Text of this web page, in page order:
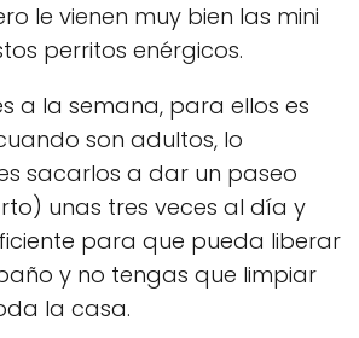
le vienen muy bien las mini
perritos enérgicos.
a la semana, para ellos es
son adultos, lo
sacarlos a dar un paseo
unas tres veces al día y
para que pueda liberar
y no tengas que limpiar
la casa.